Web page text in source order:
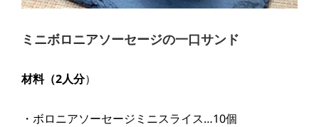
ミニボロニアソーセージの一口サンド
材料（2人分）
・ボロニアソーセージミニスライス…10個